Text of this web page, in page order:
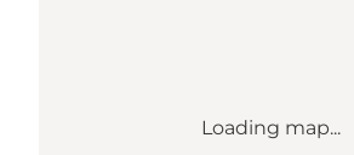
Loading map...